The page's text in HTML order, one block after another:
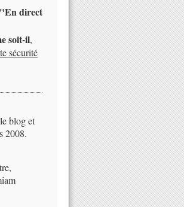
direct
soit-il,
sécurité
blog et
2008.